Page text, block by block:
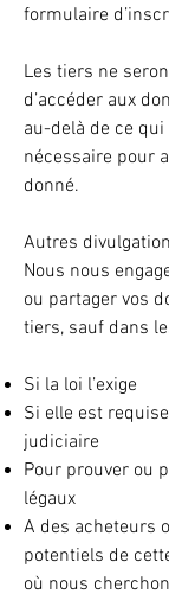
formulaire
Les tiers ne
d’accéder aux
au-delà de ce
nécessaire pour
donné.
Autres
Nous nous
ou partager vos
tiers, sauf dans
Si la loi l’exige
Si elle est
judiciaire
Pour prouver ou
légaux
A des acheteurs
potentiels de
où nous